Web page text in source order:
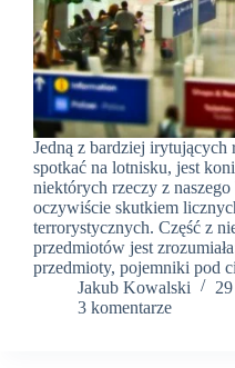
Jedną z bardziej irytujących
spotkać na lotnisku, jest
niektórych rzeczy z naszego
oczywiście skutkiem
terrorystycznych. Część z
przedmiotów jest
przedmioty, pojemniki pod
Jakub Kowalski
3 komentarze